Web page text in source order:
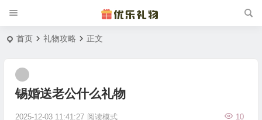
首页 礼物攻略 正文
锡婚送老公什么礼物
2025-12-03 11:41:27 10
阅读模式